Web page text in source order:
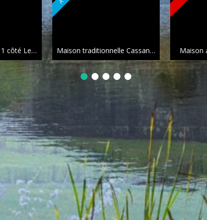
Maison mitoyenne 1 côté Le Vigean 148 m² Maison traditionnelle Cassaniouze 113 m²
Maison